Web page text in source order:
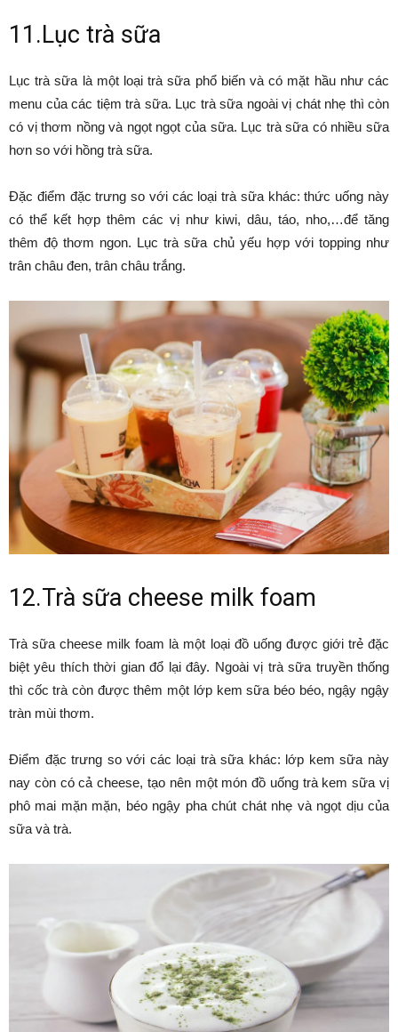
11.Lục trà sữa
Lục trà sữa là một loại trà sữa phổ biến và có mặt hầu như các
menu của các tiệm trà sữa. Lục trà sữa ngoài vị chát nhẹ thì còn
có vị thơm nồng và ngọt ngọt của sữa. Lục trà sữa có nhiều sữa
hơn so với hồng trà sữa.
Đặc điểm đặc trưng so với các loại trà sữa khác: thức uống này
có thể kết hợp thêm các vị như kiwi, dâu, táo, nho,…để tăng
thêm độ thơm ngon. Lục trà sữa chủ yếu hợp với topping như
trân châu đen, trân châu trắng.
12.Trà sữa cheese milk foam
Trà sữa cheese milk foam là một loại đồ uống được giới trẻ đặc
biệt yêu thích thời gian đổ lại đây. Ngoài vị trà sữa truyền thống
thì cốc trà còn được thêm một lớp kem sữa béo béo, ngậy ngậy
tràn mùi thơm.
Điểm đặc trưng so với các loại trà sữa khác: lớp kem sữa này
nay còn có cả cheese, tạo nên một món đồ uống trà kem sữa vị
phô mai mặn mặn, béo ngậy pha chút chát nhẹ và ngọt dịu của
sữa và trà.